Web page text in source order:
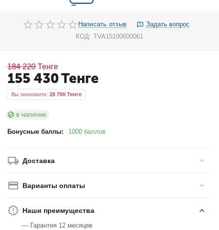
Написать отзыв
Задать вопрос
КОД: TVA15100600061
184 220 Тенге
155 430Тенге
Вы экономите: 28 790 Тенге
в наличии
Бонусные баллы: 1000 баллов
Доставка
Варианты оплаты
Наши преимущества
— Гарантия 12 месяцев